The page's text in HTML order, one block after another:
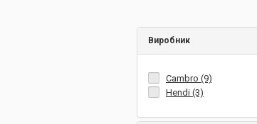
Виробник
Cambro (9)
Hendi (3)